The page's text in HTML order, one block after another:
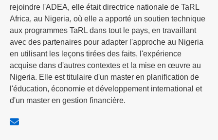
rejoindre l'ADEA, elle était directrice nationale de TaRL
Africa, au Nigeria, où elle a apporté un soutien technique
aux programmes TaRL dans tout le pays, en travaillant
avec des partenaires pour adapter l'approche au Nigeria
en utilisant les leçons tirées des faits, l'expérience
acquise dans d'autres contextes et la mise en œuvre au
Nigeria. Elle est titulaire d'un master en planification de
l'éducation, économie et développement international et
d'un master en gestion financière.